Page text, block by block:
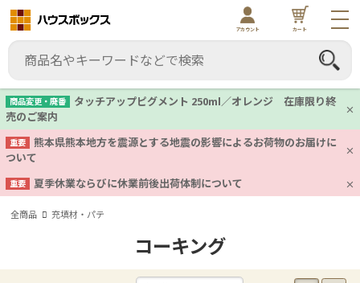
商品変更・廃番
タッチアップピグメント 250ml／オレンジ 在庫限り終
売のご案内
重要
熊本県熊本地方を震源とする地震の影響によるお荷物のお届けに
ついて
重要 夏季休業ならびに休業前後出荷体制について
アカウント カート
全商品 充填材・パテ
コーキング